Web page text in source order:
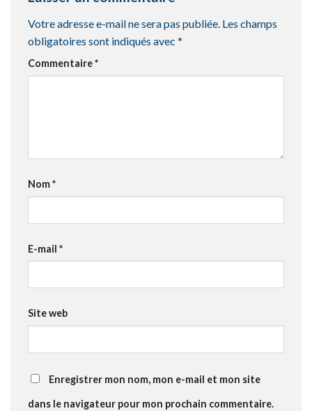
Votre adresse e-mail ne sera pas publiée. Les champs
obligatoires sont indiqués avec *
Commentaire*
Nom*
E-mail *
Site web
Enregistrer mon nom, mon e-mail et mon site
dans le navigateur pour mon prochain commentaire.